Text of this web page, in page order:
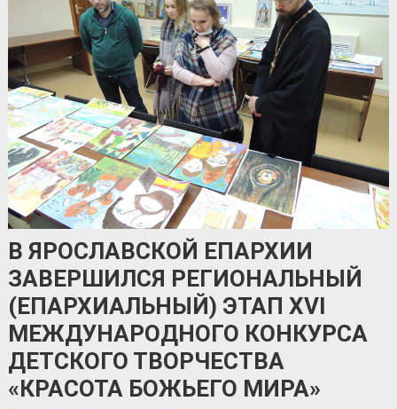
В ЯРОСЛАВСКОЙ ЕПАРХИИ
ЗАВЕРШИЛСЯ РЕГИОНАЛЬНЫЙ
(ЕПАРХИАЛЬНЫЙ) ЭТАП ХVI
МЕЖДУНАРОДНОГО КОНКУРСА
ДЕТСКОГО ТВОРЧЕСТВА
«КРАСОТА БОЖЬЕГО МИРА»